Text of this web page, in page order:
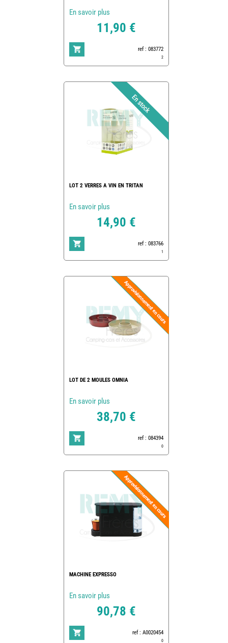
En savoir plus
11,90 €
ref : 083772
2
LOT 2 VERRES A VIN EN TRITAN
En savoir plus
14,90 €
ref : 083766
1
LOT DE 2 MOULES OMNIA
En savoir plus
38,70 €
ref : 084394
0
MACHINE EXPRESSO
En savoir plus
90,78 €
ref : A0020454
0